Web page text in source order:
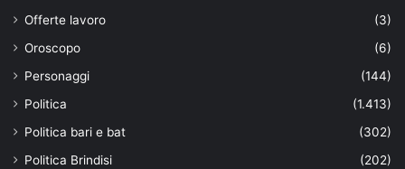
Offerte lavoro
(3)
Oroscopo
(6)
Personaggi
(144)
Politica
(1.413)
Politica bari e bat
(302)
Politica Brindisi
(202)